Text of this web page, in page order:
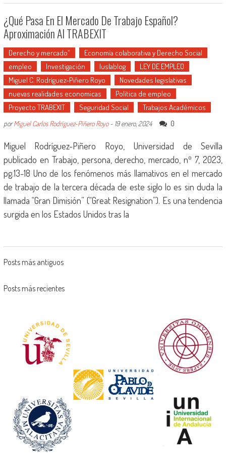
¿Qué Pasa En El Mercado De Trabajo Español?
Aproximación Al TRABEXIT
Derecho y mercado"
Economía colaborativa y Derecho Social
empleo
Investigación Iuslablog
LEY DE EMPLEO
Miguel C. Rodríguez-Piñero Royo
Novedades legislativas
nuevas realidades economicas
Política de empleo
Proyecto TRABEXIT
Seguridad Social Trabajos Académicos
porMiguel Carlos Rodríguez-Piñero Royo- 19 enero, 2024 0
Miguel Rodríguez-Piñero Royo, Universidad de Sevilla
publicado en Trabajo, persona, derecho, mercado, nº 7, 2023,
pg.13-18 Uno de los fenómenos más llamativos en el mercado
de trabajo de la tercera década de este siglo lo es sin duda la
llamada “Gran Dimisión” (“Great Resignation”). Es una tendencia
surgida en los Estados Unidos tras la
Posts más antiguos
Posts más recientes